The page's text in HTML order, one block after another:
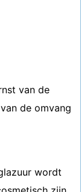
van de
de omvang
wordt